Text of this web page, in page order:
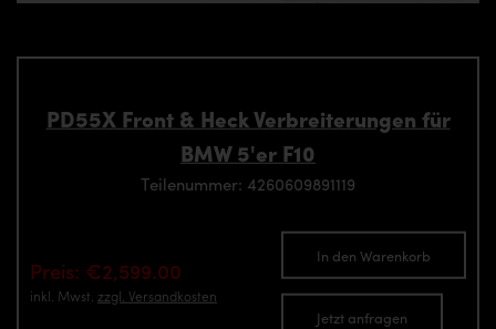
PD55X Front & Heck Verbreiterungen für
BMW 5'er F10
Teilenummer: 4260609891119
Preis: €2,599.00
inkl. Mwst. zzgl. Versandkosten
In den Warenkorb
Jetzt anfragen